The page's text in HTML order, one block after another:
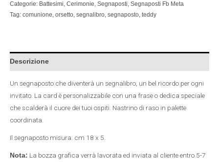
Categorie: Battesimi, Cerimonie, Segnaposti, Segnaposti Fb Meta
Tag: comunione, orsetto, segnalibro, segnaposto, teddy
Descrizione
Un segnaposto che diventerà un segnalibro, un bel ricordo per ogni
invitato. La card è personalizzabile con una frase o dedica speciale
che scalderà il cuore dei tuoi ospiti. Nastrino di raso in palette
coordinata.
Il segnaposto misura: cm 18 x 5.
Nota: La bozza grafica verrà lavorata ed inviata al cliente entro 5-7